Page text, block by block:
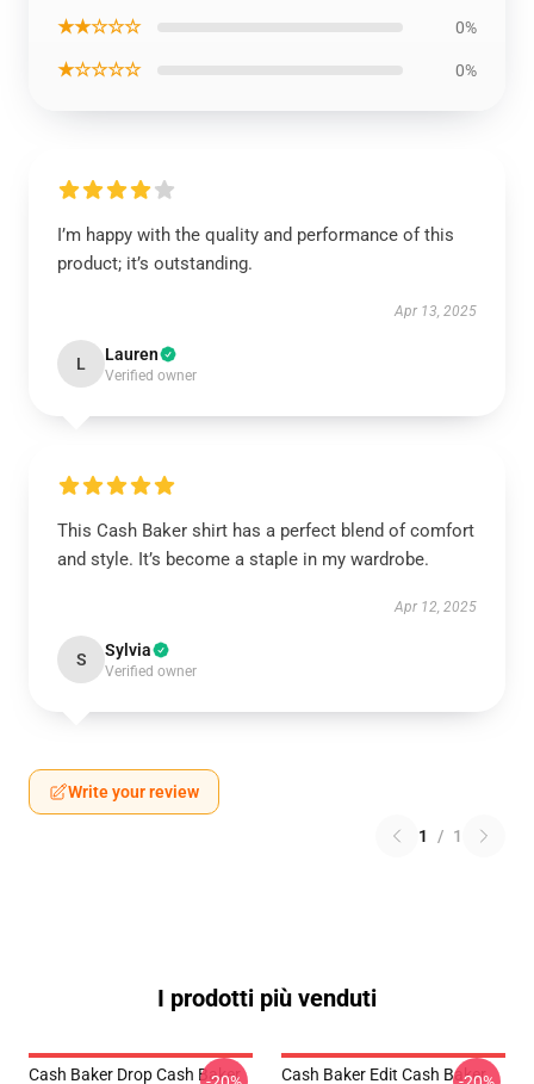
★★☆☆☆ 0%
★☆☆☆☆ 0%
I’m happy with the quality and performance of this
product; it’s outstanding.
Apr 13, 2025
L Lauren
Verified owner
This Cash Baker shirt has a perfect blend of comfort
and style. It’s become a staple in my wardrobe.
Apr 12, 2025
S Sylvia
Verified owner
Write your review
1 / 1
I prodotti più venduti
Cash Baker Drop Cash Baker
Cash Baker Edit Cash Baker